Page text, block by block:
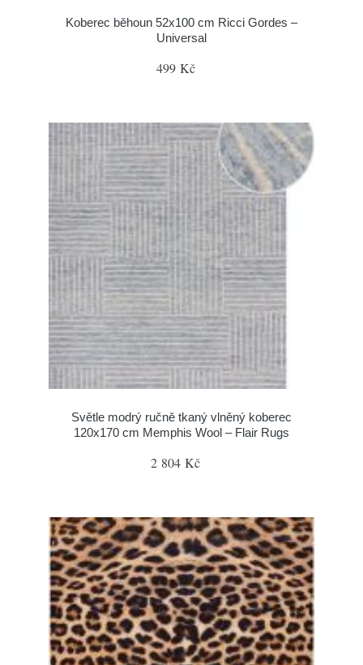
Koberec běhoun 52x100 cm Ricci Gordes –
Universal
499 Kč
Světle modrý ručně tkaný vlněný koberec
120x170 cm Memphis Wool – Flair Rugs
2 804 Kč